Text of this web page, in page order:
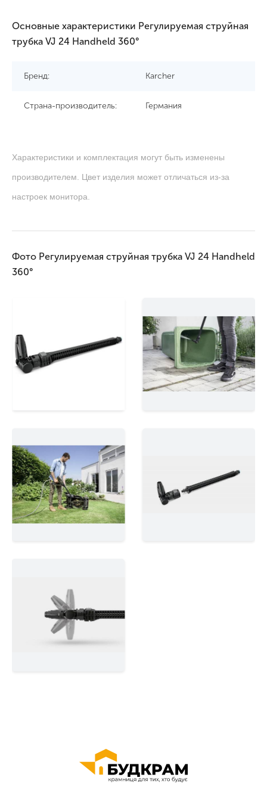
Основные характеристики Регулируемая струйная
трубка VJ 24 Handheld 360°
Бренд: Karcher
Страна-производитель: Германия
Характеристики и комплектация могут быть изменены
производителем. Цвет изделия может отличаться из-за
настроек монитора.
Фото Регулируемая струйная трубка VJ 24 Handheld
360°